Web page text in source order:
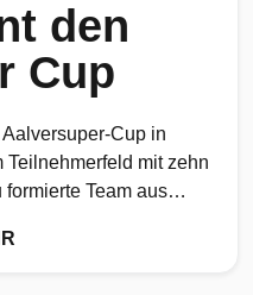
den
Cup
Cup in
mit zehn
Team aus